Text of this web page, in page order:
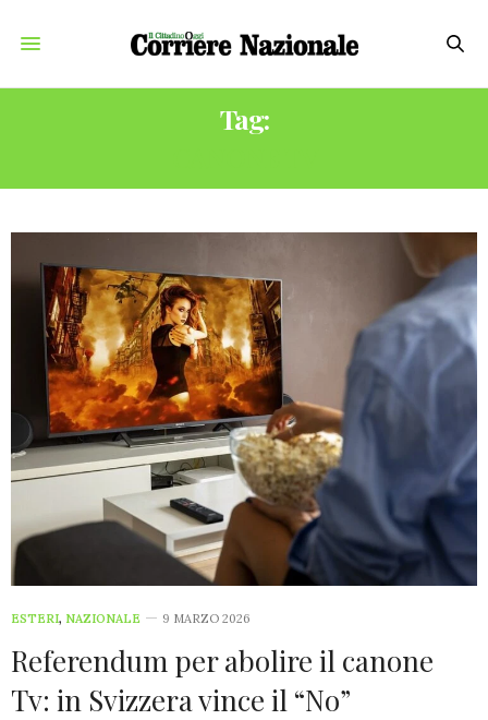
Tag:
ESTERI, NAZIONALE 9 MARZO 2026
Referendum per abolire il canone
Tv: in Svizzera vince il “No”